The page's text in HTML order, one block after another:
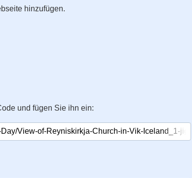
hinzufügen.
und fügen Sie ihn ein: